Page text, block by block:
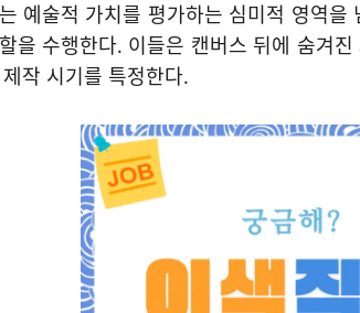
예술적 가치를 평가하는 심미적 영역
을 수행한다. 이들은 캔버스 뒤에 숨겨
작 시기를 특정한다.